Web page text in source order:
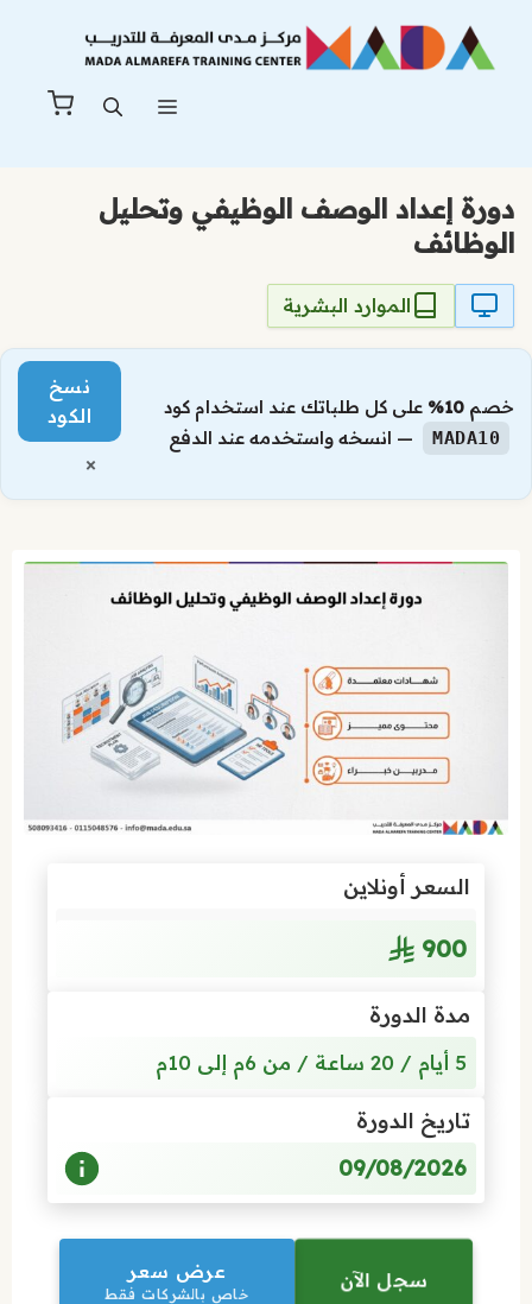
المحتوى
دورة إعداد الوصف الوظيفي وتحليل
الوظائف
الموارد البشرية
خصم 10% على كل طلباتك عند استخدام كود
MADA10 — انسخه واستخدمه عند الدفع
نسخ
الكود
×
السعر أونلاين
900
مدة الدورة
5 أيام / 20 ساعة / من 6م إلى 10م
تاريخ الدورة
09/08/2026
سجل الآن عرض سعر
خاص بالشركات فقط